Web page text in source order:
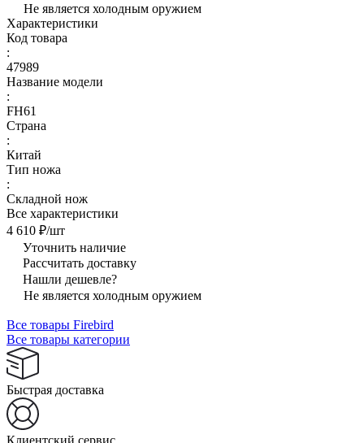
Не является холодным оружием
Характеристики
Код товара
:
47989
Название модели
:
FH61
Страна
:
Китай
Тип ножа
:
Складной нож
Все характеристики
4 610 ₽/шт
Уточнить наличие
Рассчитать доставку
Нашли дешевле?
Не является холодным оружием
Все товары Firebird
Все товары категории
Быстрая доставка
Клиентский сервис